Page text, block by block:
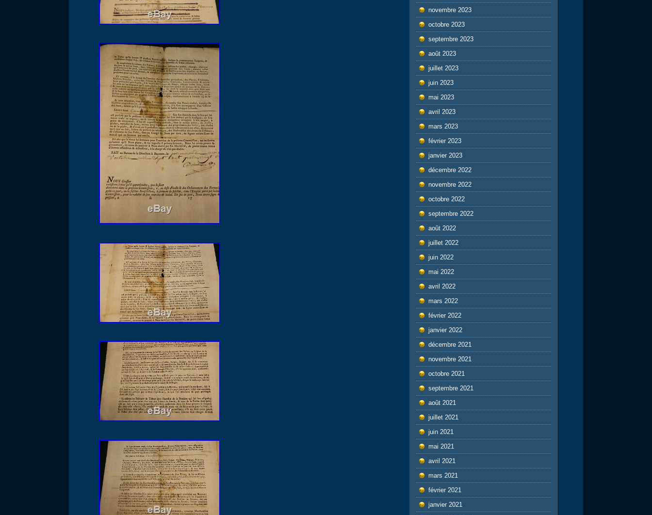
novembre 2023
octobre 2023
septembre 2023
août 2023
juillet 2023
juin 2023
mai 2023
avril 2023
mars 2023
février 2023
janvier 2023
décembre 2022
novembre 2022
octobre 2022
septembre 2022
août 2022
juillet 2022
juin 2022
mai 2022
avril 2022
mars 2022
février 2022
janvier 2022
décembre 2021
novembre 2021
octobre 2021
septembre 2021
août 2021
juillet 2021
juin 2021
mai 2021
avril 2021
mars 2021
février 2021
janvier 2021